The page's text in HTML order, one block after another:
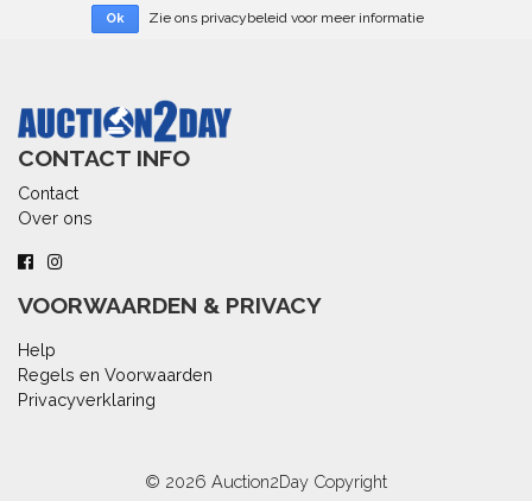
Ok Zie ons privacybeleid voor meer informatie
CONTACT INFO
Contact
Over ons
VOORWAARDEN & PRIVACY
Help
Regels en Voorwaarden
Privacyverklaring
© 2026 Auction2Day Copyright